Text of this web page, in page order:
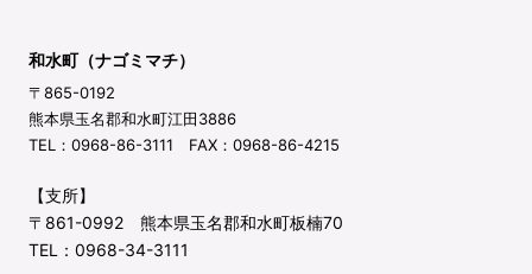
和水町（ナゴミマチ）
〒865-0192
熊本県玉名郡和水町江田3886
TEL：0968-86-3111 FAX：0968-86-4215
【支所】
〒861-0992 熊本県玉名郡和水町板楠70
TEL：0968-34-3111